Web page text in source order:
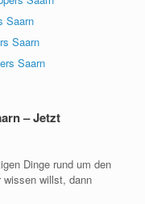
Saarn
Saarn
Saarn
– Jetzt
Dinge rund um den
wissen willst, dann